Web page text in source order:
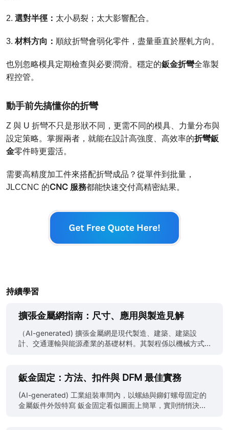
2. 選對半徑： 太小易裂；太大影響配合。
3.材料方向： 順紋折彎會弱化零件，盡量垂直於壓軋方向。
也別忽略模具定期檢查與必要潤滑。穩定的鈑金折彎全靠製
程控管。
動手前先搞懂你的折彎
Z 與 U 折彎不只是形狀不同，更需不同的模具、力量分布與
設定策略。掌握兩者，就能在設計高強度、高效率的折彎鈑
金零件時更靈活。
需要高精度加工件來搭配折彎成品？從單件到批量，
JLCCNC 的CNC 服務都能快速交付高精密結果。
持續學習
擴張金屬網指南：尺寸、應用與製造見解
（AI-generated) 擴張金屬網是現代製造、建築、建築設
計、交通運輸與能源產業的基礎材料。其製程係以機械方式
減輕重量、改善通風並提升功能表現之目的。 相較於沖孔、
焊接或編織網，擴張金屬網維持連續股線，確保高耐久性、
安全性與長期可靠性，廣泛應用於工業平台、建築立面、安
全圍欄與承載結構。本指南為工程師、設計師、採購專員與
鈑金固定：方法、扣件與 DFM 最佳實務
(AI-generated) 工業組裝車間內，以螺絲與鉚釘螺母固定的
金屬鈑件外殼特寫 鈑金固定看似圖面上簡單，實則悄悄決定